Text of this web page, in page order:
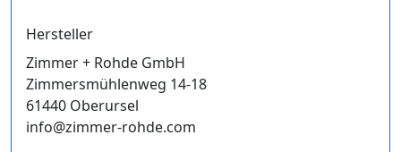
Hersteller
Zimmer + Rohde GmbH
Zimmersmühlenweg 14-18
61440 Oberursel
info@zimmer-rohde.com